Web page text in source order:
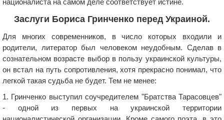
националиста на самом деле соответствует истине.
Заслуги Бориса Гринченко перед Украиной.
Для многих современников, в число которых входили и
родители, литератор был человеком неудобным. Сделав в
сознательном возрасте выбор в пользу украинской культуры,
он встал на путь сопротивления, хотя прекрасно понимал, что
легкой такая судьба не будет. Тем не менее:
1. Гринченко выступил соучредителем "Братства Тарасовцев"
- одной из первых на украинской территории